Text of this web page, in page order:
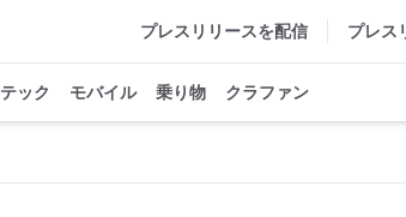
プレスリリースを配信 プレス
テック モバイル 乗り物 クラファン